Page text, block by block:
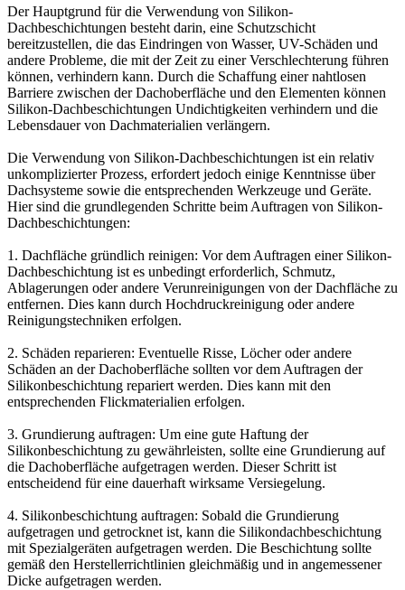
Der Hauptgrund für die Verwendung von Silikon-
Dachbeschichtungen besteht darin, eine Schutzschicht
bereitzustellen, die das Eindringen von Wasser, UV-Schäden und
andere Probleme, die mit der Zeit zu einer Verschlechterung führen
können, verhindern kann. Durch die Schaffung einer nahtlosen
Barriere zwischen der Dachoberfläche und den Elementen können
Silikon-Dachbeschichtungen Undichtigkeiten verhindern und die
Lebensdauer von Dachmaterialien verlängern.
Die Verwendung von Silikon-Dachbeschichtungen ist ein relativ
unkomplizierter Prozess, erfordert jedoch einige Kenntnisse über
Dachsysteme sowie die entsprechenden Werkzeuge und Geräte.
Hier sind die grundlegenden Schritte beim Auftragen von Silikon-
Dachbeschichtungen:
1. Dachfläche gründlich reinigen: Vor dem Auftragen einer Silikon-
Dachbeschichtung ist es unbedingt erforderlich, Schmutz,
Ablagerungen oder andere Verunreinigungen von der Dachfläche zu
entfernen. Dies kann durch Hochdruckreinigung oder andere
Reinigungstechniken erfolgen.
2. Schäden reparieren: Eventuelle Risse, Löcher oder andere
Schäden an der Dachoberfläche sollten vor dem Auftragen der
Silikonbeschichtung repariert werden. Dies kann mit den
entsprechenden Flickmaterialien erfolgen.
3. Grundierung auftragen: Um eine gute Haftung der
Silikonbeschichtung zu gewährleisten, sollte eine Grundierung auf
die Dachoberfläche aufgetragen werden. Dieser Schritt ist
entscheidend für eine dauerhaft wirksame Versiegelung.
4. Silikonbeschichtung auftragen: Sobald die Grundierung
aufgetragen und getrocknet ist, kann die Silikondachbeschichtung
mit Spezialgeräten aufgetragen werden. Die Beschichtung sollte
gemäß den Herstellerrichtlinien gleichmäßig und in angemessener
Dicke aufgetragen werden.